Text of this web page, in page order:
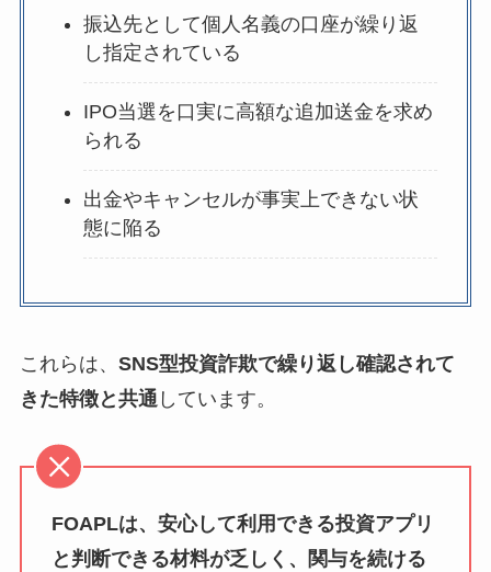
振込先として個人名義の口座が繰り返
し指定されている
IPO当選を口実に高額な追加送金を求め
られる
出金やキャンセルが事実上できない状
態に陥る
これらは、 SNS型投資詐欺で繰り返し確認されて
きた特徴と共通 しています。
FOAPLは、安心して利用できる投資アプリ
と判断できる材料が乏しく、関与を続ける